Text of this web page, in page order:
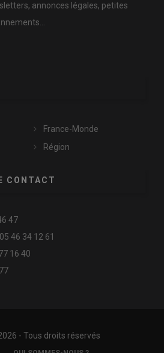
annonces légales, petites
France-Monde
Région
CONTACT
47
46 34 12 61
16 40
- Tous droits réservés